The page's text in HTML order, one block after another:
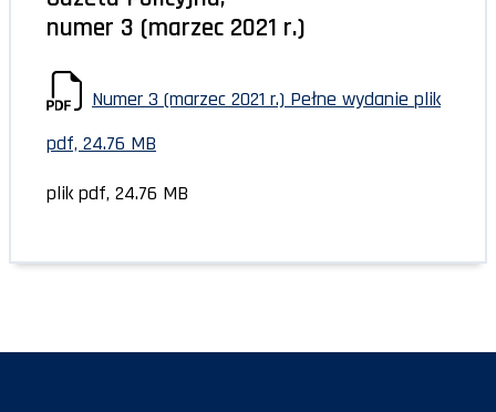
numer 3 (marzec 2021 r.)
Numer 3 (marzec 2021 r.) Pełne wydanie plik
pdf, 24.76 MB
plik pdf, 24.76 MB